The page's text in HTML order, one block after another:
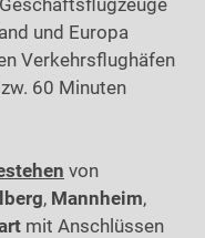
und Europa
Verkehrsflughäfen
60 Minuten
von
, Mannheim,
mit Anschlüssen